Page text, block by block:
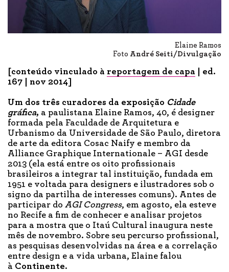
Elaine Ramos
Foto André Seiti/Divulgação
[conteúdo vinculado à reportagem de capa | ed.
167 | nov 2014]
Um dos três curadores da exposição Cidade
gráfica, a paulistana Elaine Ramos, 40, é designer
formada pela Faculdade de Arquitetura e
Urbanismo da Universidade de São Paulo, diretora
de arte da editora Cosac Naify e membro da
Alliance Graphique Internationale – AGI desde
2013 (ela está entre os oito profissionais
brasileiros a integrar tal instituição, fundada em
1951 e voltada para designers e ilustradores sob o
signo da partilha de interesses comuns). Antes de
participar do AGI Congress, em agosto, ela esteve
no Recife a fim de conhecer e analisar projetos
para a mostra que o Itaú Cultural inaugura neste
mês de novembro. Sobre seu percurso profissional,
as pesquisas desenvolvidas na área e a correlação
entre design e a vida urbana, Elaine falou
à Continente.